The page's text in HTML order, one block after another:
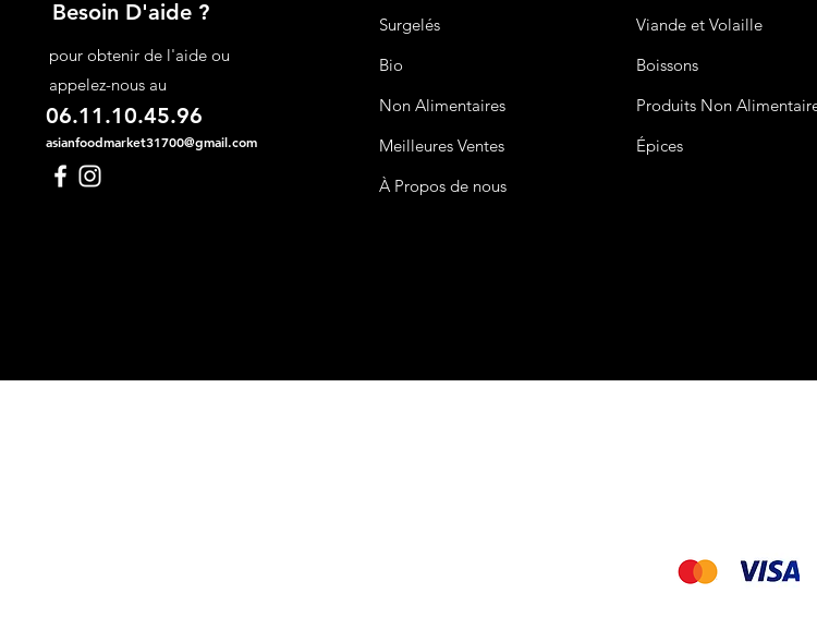
Besoin D'aide ?
pour obtenir de l'aide ou
appelez-nous au
06.11.10.45.96
asianfoodmarket31700@gmail.com
Surgelés
Bio
Non Alimentaires
Meilleures Ventes
À Propos de nous
Viande et Volaille
Boissons
Produits Non
Épices